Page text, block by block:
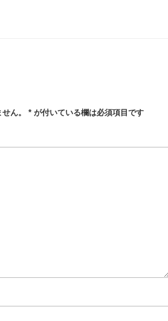
ん。 * が付いている欄は必須項目です